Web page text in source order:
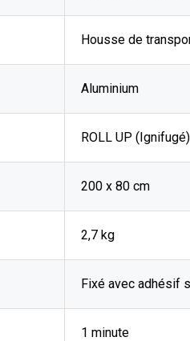
Housse de
Aluminium
ROLL UP
200 x 80 cm
2,7 kg
Fixé avec adhésif
1 minute